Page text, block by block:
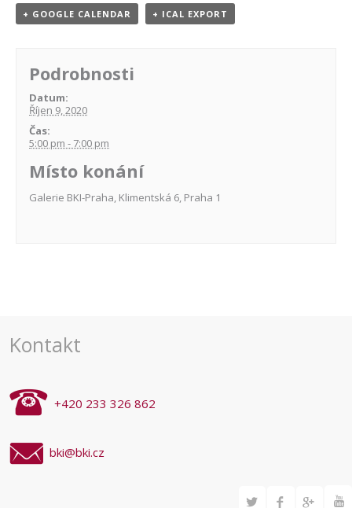
+ GOOGLE CALENDAR + ICAL EXPORT
Podrobnosti
Datum:
Říjen 9, 2020
Čas:
5:00 pm - 7:00 pm
Místo konání
Galerie BKI-Praha, Klimentská 6, Praha 1
Kontakt
+420 233 326 862
bki@bki.cz